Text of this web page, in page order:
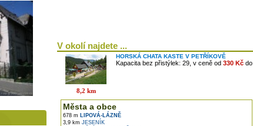
V okolí najdete ...
8,2 km
HORSKÁ CHATA KASTE V PETŘÍKOVĚ
Kapacita bez přistýlek: 29, v ceně od 330 Kčdo
Města a obce
678 m LIPOVÁ-LÁZNĚ
3,9 km JESENÍK